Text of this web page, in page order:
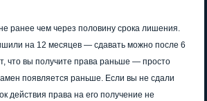
ранее чем через половину срока лишения.
на 12 месяцев — сдавать можно после 6
что вы получите права раньше — просто
появляется раньше. Если вы не сдали
действия права на его получение не